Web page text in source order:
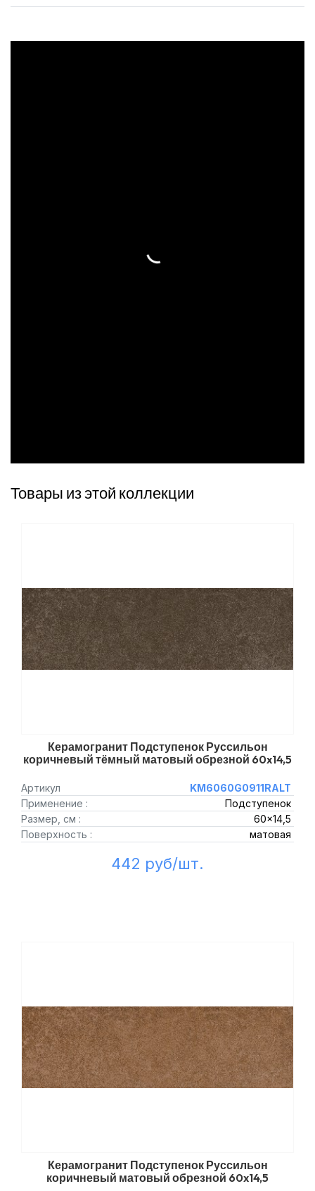
Товары из этой коллекции
Керамогранит Подступенок Руссильон
коричневый тёмный матовый обрезной 60x14,5
Артикул
KM6060G0911RALT
Применение :
Подступенок
Размер, см :
60x14,5
Поверхность :
матовая
442 руб/шт.
Керамогранит Подступенок Руссильон
коричневый матовый обрезной 60x14,5